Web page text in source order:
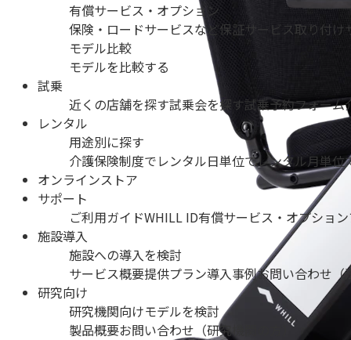
有償サービス・オプション
保険・ロードサービスなど保証サービス取り付け
モデル比較
モデルを比較する
試乗
近くの店舗を探す試乗会を探す試乗予約フォーム
レンタル
用途別に探す
介護保険制度でレンタル日単位でレンタル月単位
オンラインストア
サポート
ご利用ガイドWHILL ID有償サービス・オプション
施設導入
施設への導入を検討
サービス概要提供プラン導入事例お問い合わせ（
研究向け
研究機関向けモデルを検討
製品概要お問い合わせ（研究機関の方）